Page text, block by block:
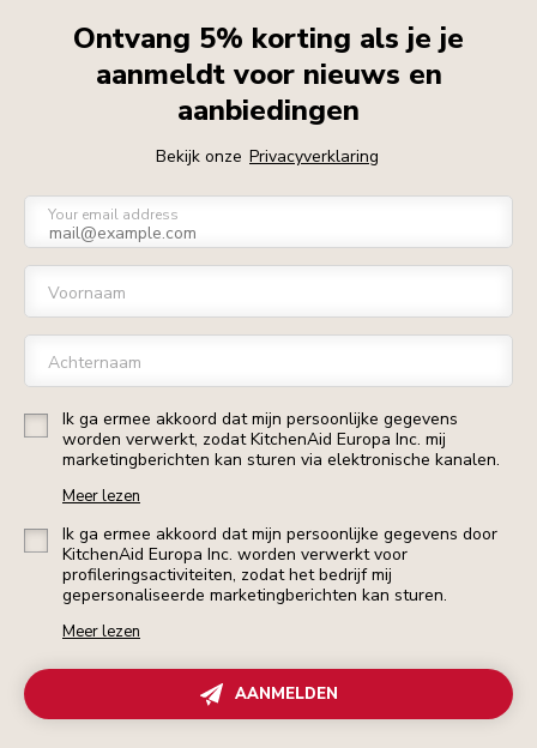
Ontvang 5% korting als je je
aanmeldt voor nieuws en
aanbiedingen
Bekijk onze Privacyverklaring
Your email address
Voornaam
Achternaam
Ik ga ermee akkoord dat mijn persoonlijke gegevens
worden verwerkt, zodat KitchenAid Europa Inc. mij
marketingberichten kan sturen via elektronische kanalen.
Meer lezen
Ik ga ermee akkoord dat mijn persoonlijke gegevens door
KitchenAid Europa Inc. worden verwerkt voor
profileringsactiviteiten, zodat het bedrijf mij
gepersonaliseerde marketingberichten kan sturen.
Meer lezen
AANMELDEN